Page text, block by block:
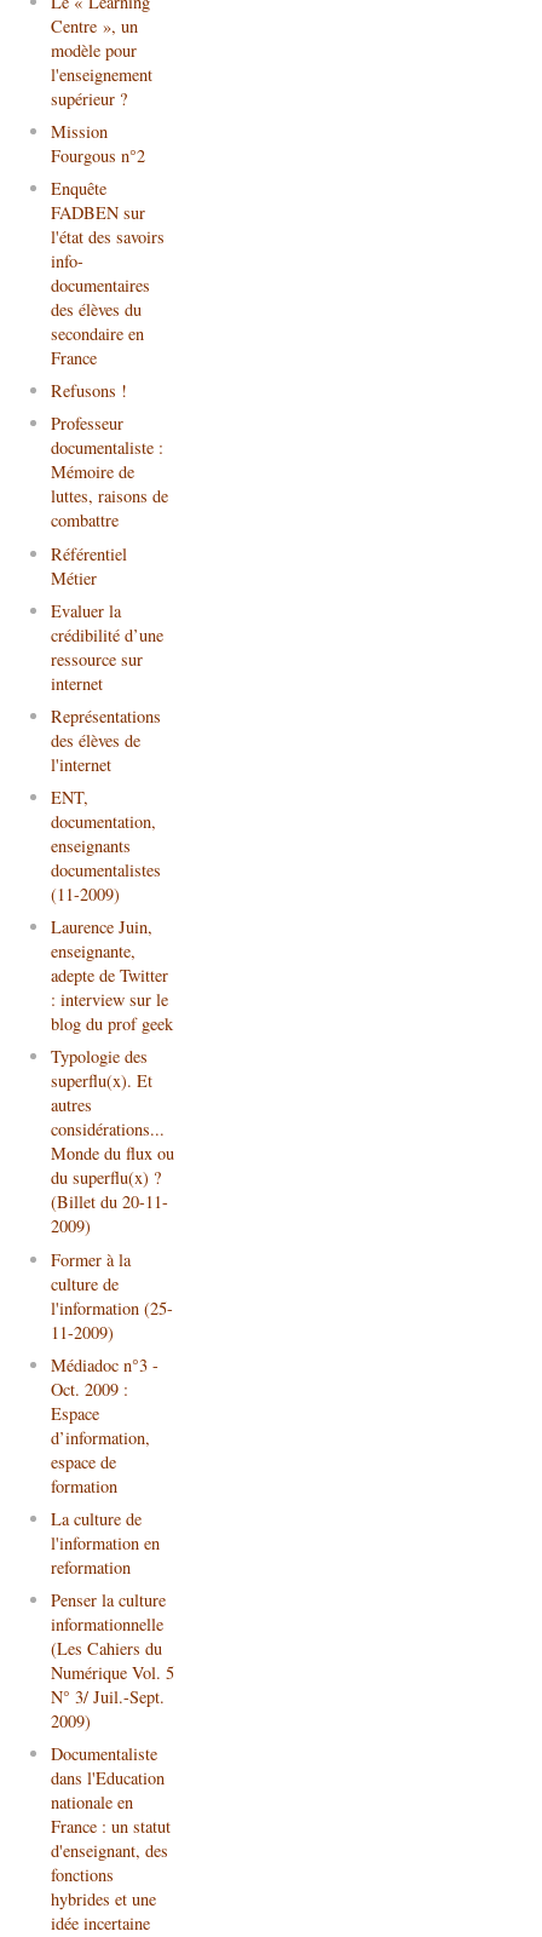
Centre », un
modèle pour
l'enseignement
supérieur ?
Mission
Fourgous n°2
Enquête
FADBEN sur
l'état des savoirs
info-
documentaires
des élèves du
secondaire en
France
Refusons !
Professeur
documentaliste :
Mémoire de
luttes, raisons de
combattre
Référentiel
Métier
Evaluer la
crédibilité d’une
ressource sur
internet
Représentations
des élèves de
l'internet
ENT,
documentation,
enseignants
documentalistes
(11-2009)
Laurence Juin,
enseignante,
adepte de Twitter
: interview sur le
blog du prof geek
Typologie des
superflu(x). Et
autres
considérations...
Monde du flux ou
du superflu(x) ?
(Billet du 20-11-
2009)
Former à la
culture de
l'information (25-
11-2009)
Médiadoc n°3 -
Oct. 2009 :
Espace
d’information,
espace de
formation
La culture de
l'information en
reformation
Penser la culture
informationnelle
(Les Cahiers du
Numérique Vol. 5
N° 3/ Juil.-Sept.
2009)
Documentaliste
dans l'Education
nationale en
France : un statut
d'enseignant, des
fonctions
hybrides et une
idée incertaine